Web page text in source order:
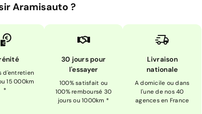
Aramisauto ?
d'entretien
15 000km
*
30 jours pour
l'essayer
100% satisfait ou
100% remboursé 30
jours ou 1000km *
Livraison
nationale
A domicile ou dans
l'une de nos 40
agences en France